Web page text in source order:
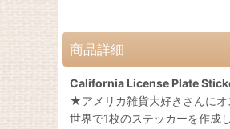
商品詳細
California License Plate
★アメリカ雑貨大好きさんに
世界で1枚のステッカーを作成